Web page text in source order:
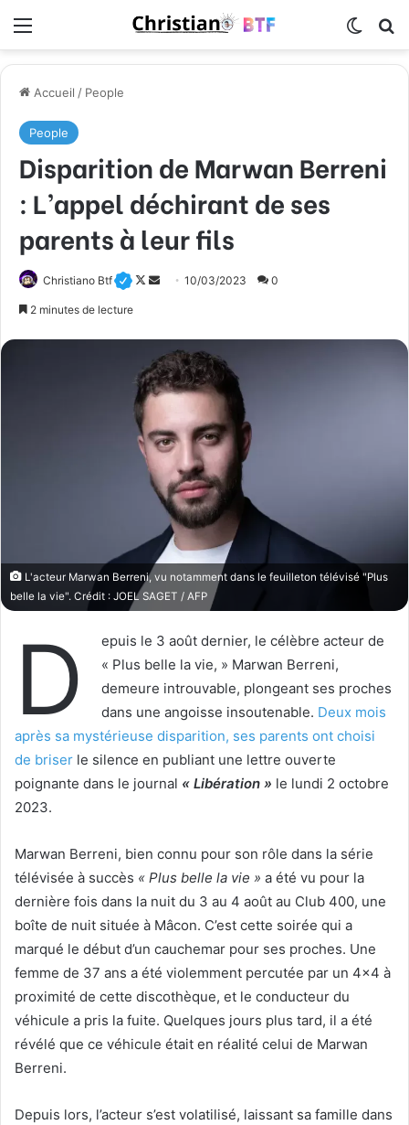
Accueil / People
People
Disparition de Marwan Berreni
: L’appel déchirant de ses
parents à leur fils
Christiano Btf
F
o
w
n
y
e
u
n
c
o
r
e
10/03/2023 0
2 minutes de lecture
L'acteur Marwan Berreni, vu notamment dans le feuilleton télévisé "Plus
belle la vie". Crédit : JOEL SAGET / AFP
D
epuis le 3 août dernier, le célèbre acteur de
« Plus belle la vie, » Marwan Berreni,
demeure introuvable, plongeant ses proches
dans une angoisse insoutenable. Deux mois
après sa mystérieuse disparition, ses parents ont choisi
de briser le silence en publiant une lettre ouverte
poignante dans le journal « Libération » le lundi 2 octobre
2023.
Marwan Berreni, bien connu pour son rôle dans la série
télévisée à succès « Plus belle la vie » a été vu pour la
dernière fois dans la nuit du 3 au 4 août au Club 400, une
boîte de nuit située à Mâcon. C’est cette soirée qui a
marqué le début d’un cauchemar pour ses proches. Une
femme de 37 ans a été violemment percutée par un 4×4 à
proximité de cette discothèque, et le conducteur du
véhicule a pris la fuite. Quelques jours plus tard, il a été
révélé que ce véhicule était en réalité celui de Marwan
Berreni.
Depuis lors, l’acteur s’est volatilisé, laissant sa famille dans